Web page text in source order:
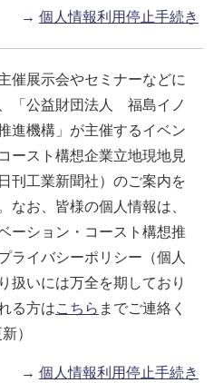
→ 個人情報利用停止手続き
催展示会やセミナーなどに
「公益財団法人 福島イノ
進機構」が主催するイベン
ースト構想企業立地現地見
刊工業新聞社）のご案内を
なお、皆様の個人情報は、
ーション・コースト構想推
ライバシーポリシー（個人
扱いには万全を期しており
る方はこちら までご連絡く
）
→ 個人情報利用停止手続き